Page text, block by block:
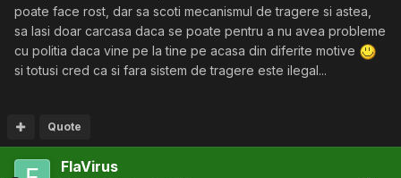
poate face rost, dar sa scoti mecanismul de tragere si astea,
sa lasi doar carcasa daca se poate pentru a nu avea probleme
cu politia daca vine pe la tine pe acasa din diferite motive
si totusi cred ca si fara sistem de tragere este ilegal...
Quote
FlaVirus